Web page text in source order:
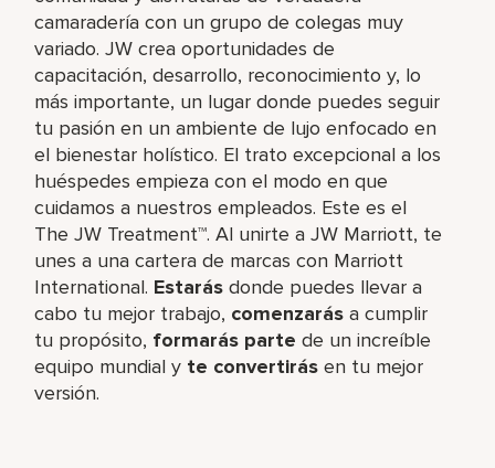
camaradería con un grupo de colegas muy
variado. JW crea oportunidades de
capacitación, desarrollo, reconocimiento y, lo
más importante, un lugar donde puedes seguir
tu pasión en un ambiente de lujo enfocado en
el bienestar holístico. El trato excepcional a los
huéspedes empieza con el modo en que
cuidamos a nuestros empleados. Este es el
The JW Treatment™. Al unirte a JW Marriott, te
unes a una cartera de marcas con Marriott
International. Estarás donde puedes llevar a
cabo tu mejor trabajo,​ comenzarás a cumplir
tu propósito, formarás parte de un increíble​
equipo mundial y te convertirás en tu mejor
versión.